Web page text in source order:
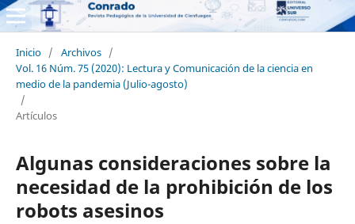
Inicio / Archivos /
Vol. 16 Núm. 75 (2020): Lectura y Comunicación de la ciencia en
medio de la pandemia (Julio-agosto)
/
Artículos
Algunas consideraciones sobre la
necesidad de la prohibición de los
robots asesinos